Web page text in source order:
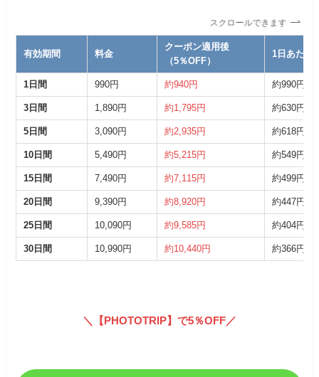
スクロールできます
有効期間 料金
クーポン適用後
（5％OFF）
1日あたり
1日間 990円 約940円 約990円
3日間 1,890円 約1,795円 約630円
5日間 3,090円 約2,935円 約618円
10日間 5,490円 約5,215円 約549円
15日間 7,490円 約7,115円 約499円
20日間 9,390円 約8,920円 約447円
25日間 10,090円 約9,585円 約404円
30日間 10,990円 約10,440円 約366円
＼ 【PHOTOTRIP】で5％OFF／